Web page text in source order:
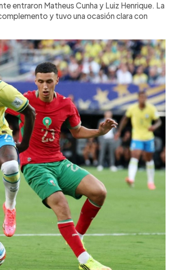
entraron Matheus Cunha y Luiz Henrique. La
y tuvo una ocasión clara con